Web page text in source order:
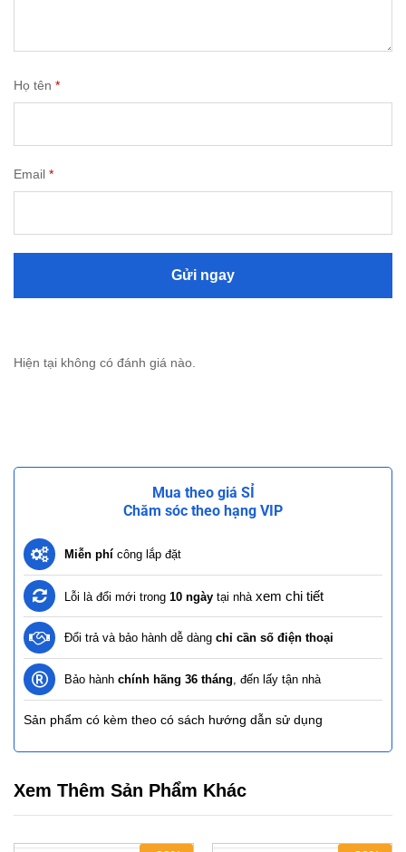
Họ tên *
Email *
Hiện tại không có đánh giá nào.
Mua theo giá SỈ
Chăm sóc theo hạng VIP
Miễn phí công lắp đặt
Lỗi là đổi mới trong 10 ngày tại nhà xem chi tiết
Đổi trả và bảo hành dễ dàng chỉ cần số điện thoại
Bảo hành chính hãng 36 tháng , đến lấy tận nhà
Sản phẩm có kèm theo có sách hướng dẫn sử dụng
Xem Thêm Sản Phẩm Khác